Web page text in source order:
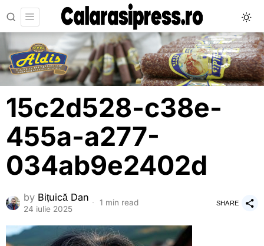
15c2d528-c38e-
455a-a277-
034ab9e2402d
by Bițuică Dan
24 iulie 2025
1 min read SHARE